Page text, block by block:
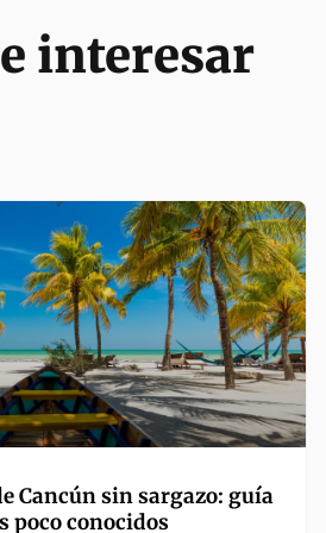
Cancún sin sargazo: guía
poco conocidos
interesar